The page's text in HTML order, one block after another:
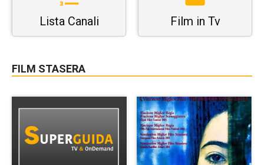
Lista Canali Film in Tv
FILM STASERA